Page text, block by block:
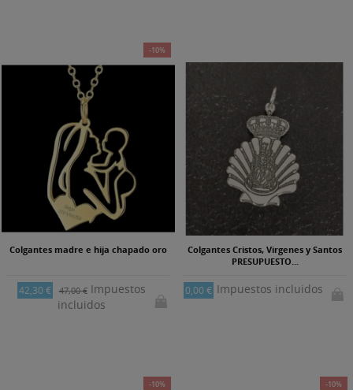
-10%
Colgantes madre e hija chapado oro
42,30 € 47,00 €Impuestos
incluidos
Colgantes Cristos, Virgenes y Santos
PRESUPUESTO...
0,00 € Impuestos incluidos
-10% -10%